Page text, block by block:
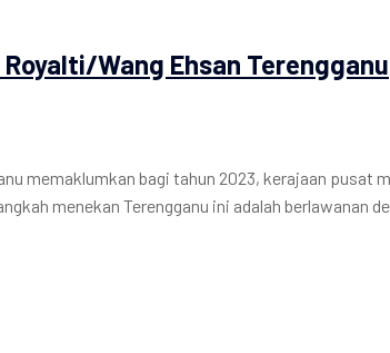
Wang Ehsan Terengganu
memaklumkan bagi tahun 2023, kerajaan
menekan Terengganu ini adalah berlawanan